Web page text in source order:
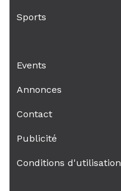
Sports
Events
Annonces
Contact
Publicité
Conditions d'utilisation